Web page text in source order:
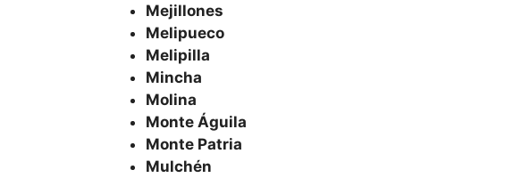
Mejillones
Melipueco
Melipilla
Mincha
Molina
Monte Águila
Monte Patria
Mulchén